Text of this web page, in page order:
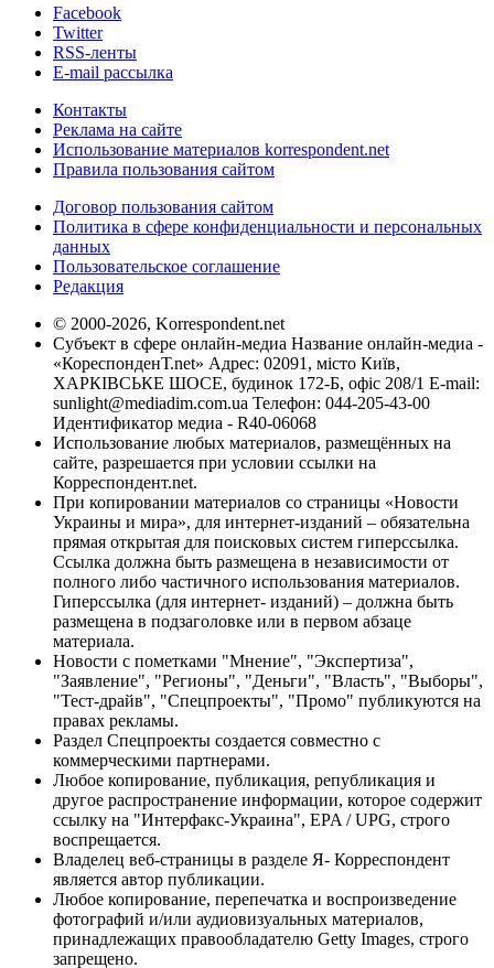
Facebook
Twitter
RSS-ленты
E-mail рассылка
Контакты
Реклама на сайте
Использование материалов korrespondent.net
Правила пользования сайтом
Договор пользования сайтом
Политика в сфере конфиденциальности и персональных
данных
Пользовательское соглашение
Редакция
© 2000-2026, Korrespondent.net
Субъект в сфере онлайн-медиа Название онлайн-медиа -
«КореспонденТ.net» Адрес: 02091, місто Київ,
ХАРКІВСЬКЕ ШОСЕ, будинок 172-Б, офіс 208/1 E-mail:
sunlight@mediadim.com.ua Телефон: 044-205-43-00
Идентификатор медиа - R40-06068
Использование любых материалов, размещённых на
сайте, разрешается при условии ссылки на
Корреспондент.net.
При копировании материалов со страницы «Новости
Украины и мира», для интернет-изданий – обязательна
прямая открытая для поисковых систем гиперссылка.
Ссылка должна быть размещена в независимости от
полного либо частичного использования материалов.
Гиперссылка (для интернет- изданий) – должна быть
размещена в подзаголовке или в первом абзаце
материала.
Новости с пометками "Мнение", "Экспертиза",
"Заявление", "Регионы", "Деньги", "Власть", "Выборы",
"Тест-драйв", "Спецпроекты", "Промо" публикуются на
правах рекламы.
Раздел Спецпроекты создается совместно с
коммерческими партнерами.
Любое копирование, публикация, републикация и
другое распространение информации, которое содержит
ссылку на "Интерфакс-Украина", EPA / UPG, строго
воспрещается.
Владелец веб-страницы в разделе Я- Корреспондент
является автор публикации.
Любое копирование, перепечатка и воспроизведение
фотографий и/или аудиовизуальных материалов,
принадлежащих правообладателю Getty Images, строго
запрещено.